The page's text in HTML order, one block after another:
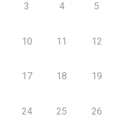
3 4 5
10 11 12
17 18 19
24 25 26